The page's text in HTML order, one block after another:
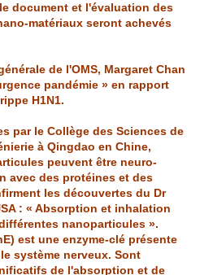
document et l'évaluation des
-matériaux seront achevés
de l'OMS, Margaret Chan
pandémie » en rapport
H1N1.
par le Collège des Sciences de
à Qingdao en Chine,
peuvent être neuro-
avec des protéines et des
les découvertes du Dr
: « Absorption et inhalation
nanoparticules ».
est une enzyme-clé présente
système nerveux. Sont
de l'absorption et de